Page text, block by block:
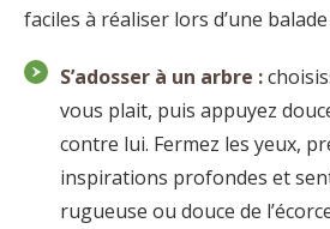
faciles à réaliser lors d’une
S’adosser à un arbre :
vous plait, puis appuyez
contre lui. Fermez les yeux,
inspirations profondes et
rugueuse ou douce de